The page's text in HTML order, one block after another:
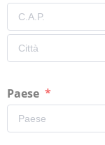
Paese